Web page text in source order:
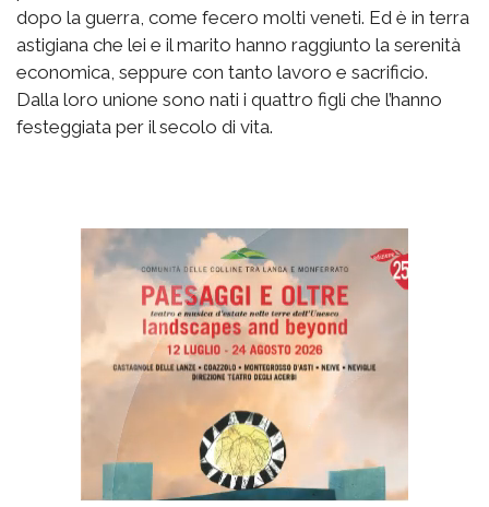
dopo la guerra, come fecero molti veneti. Ed è in terra
astigiana che lei e il marito hanno raggiunto la serenità
economica, seppure con tanto lavoro e sacrificio.
Dalla loro unione sono nati i quattro figli che l’hanno
festeggiata per il secolo di vita.